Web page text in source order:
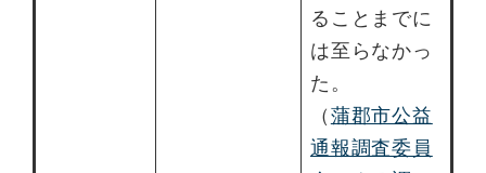
ることまでに
は至らなかっ
た。
（ 蒲郡市公益
通報調査委員